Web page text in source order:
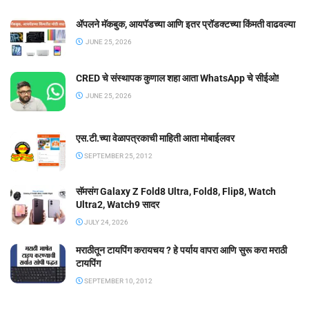
ॲपलने मॅकबुक, आयपॅडच्या आणि इतर प्रॉडक्टच्या किंमती वाढवल्या
JUNE 25, 2026
CRED चे संस्थापक कुणाल शहा आता WhatsApp चे सीईओ!
JUNE 25, 2026
एस.टी.च्या वेळापत्रकाची माहिती आता मोबाईलवर
SEPTEMBER 25, 2012
सॅमसंग Galaxy Z Fold8 Ultra, Fold8, Flip8, Watch
Ultra2, Watch9 सादर
JULY 24, 2026
मराठीतून टायपिंग करायचय ? हे पर्याय वापरा आणि सुरू करा मराठी
टायपिंग
SEPTEMBER 10, 2012